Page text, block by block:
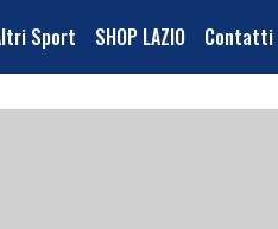
Sport SHOP LAZIO Contatti